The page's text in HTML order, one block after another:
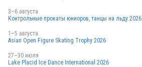
3–6 августа
Контрольные прокаты юниоров, танцы на льду 2026
1–5 августа
Asian Open Figure Skating Trophy 2026
27–30 июля
Lake Placid Ice Dance International 2026